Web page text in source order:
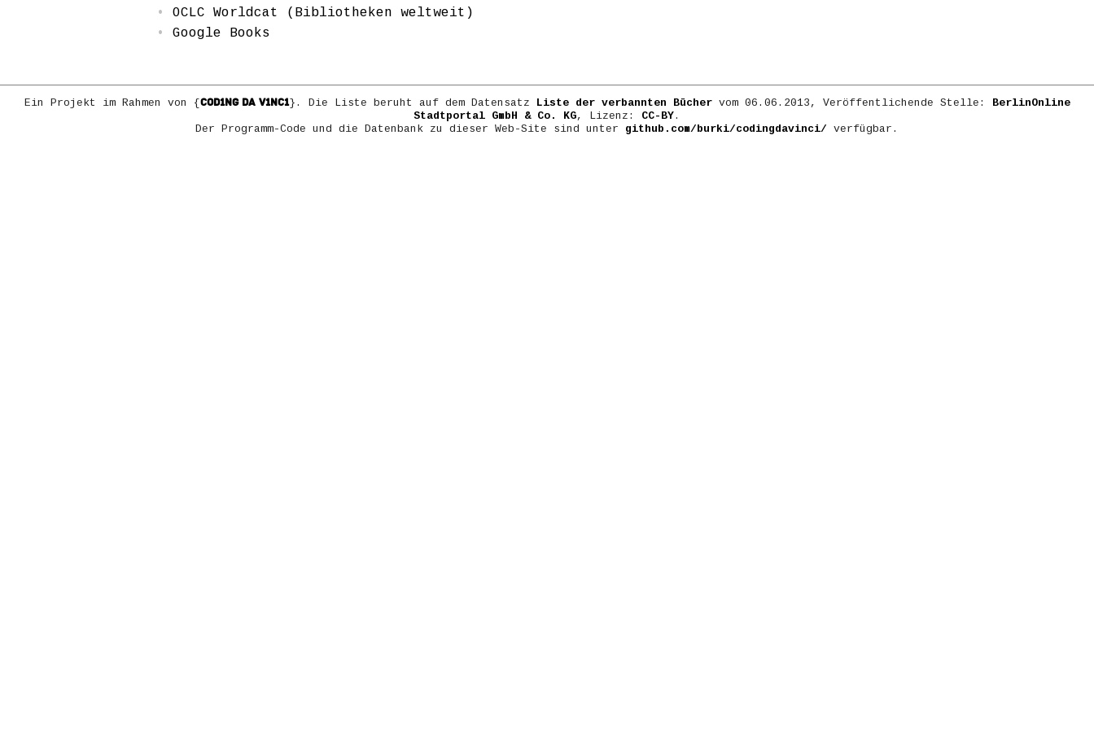
OCLC Worldcat (Bibliotheken weltweit)
Google Books
Ein Projekt im Rahmen von {COD1NG DA V1NC1}. Die Liste beruht auf dem Datensatz Liste der verbannten Büchervom 06.06.2013, Veröffentlichende Stelle: BerlinOnline
Stadtportal GmbH & Co. KG, Lizenz: CC-BY.
Der Programm-Code und die Datenbank zu dieser Web-Site sind unter github.com/burki/codingdavinci/ verfügbar.